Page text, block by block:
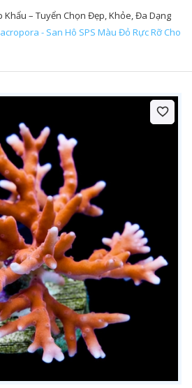
Khẩu – Tuyển Chọn Đẹp, Khỏe, Đa Dạng
- San Hô SPS Màu Đỏ Rực Rỡ Cho